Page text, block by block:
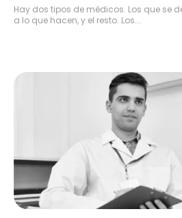
Hay dos tipos de médicos. Los que se
a lo que hacen, y el resto. Los...